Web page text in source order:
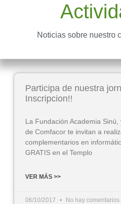
Noticias sobre nuestro
Participa de nuestra
Inscripcion!!
La Fundación Academia
de Comfacor te invitan a
complementarios en
GRATIS en el Templo
VER MÁS >>
06/10/2017 No hay comentarios